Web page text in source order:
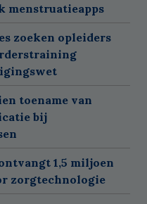
menstruatieapps
zoeken opleiders
toename van
bij
1,5 miljoen
zorgtechnologie